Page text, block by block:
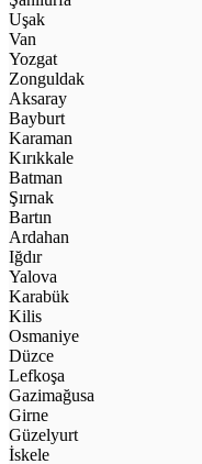
Uşak
Van
Yozgat
Zonguldak
Aksaray
Bayburt
Karaman
Kırıkkale
Batman
Şırnak
Bartın
Ardahan
Iğdır
Yalova
Karabük
Kilis
Osmaniye
Düzce
Lefkoşa
Gazimağusa
Girne
Güzelyurt
İskele